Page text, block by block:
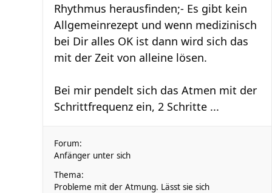
Rhythmus herausfinden;- Es gibt kein
Allgemeinrezept und wenn medizinisch
bei Dir alles OK ist dann wird sich das
mit der Zeit von alleine lösen.
Bei mir pendelt sich das Atmen mit der
Schrittfrequenz ein, 2 Schritte ...
Forum:
Anfänger unter sich
Thema:
Probleme mit der Atmung. Lässt sie sich